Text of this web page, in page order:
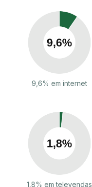
9,6% em internet
1,8% em televendas